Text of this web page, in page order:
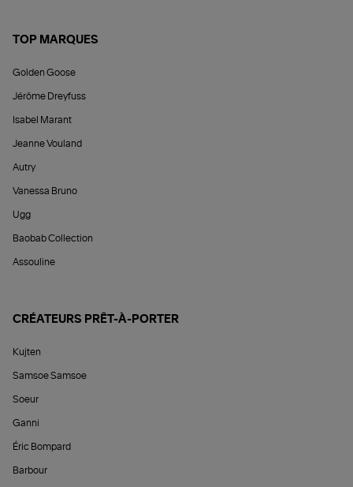
TOP MARQUES
Golden Goose
Jérôme Dreyfuss
Isabel Marant
Jeanne Vouland
Autry
Vanessa Bruno
Ugg
Baobab Collection
Assouline
CRÉATEURS PRÊT-À-PORTER
Kujten
Samsoe Samsoe
Soeur
Ganni
Éric Bompard
Barbour